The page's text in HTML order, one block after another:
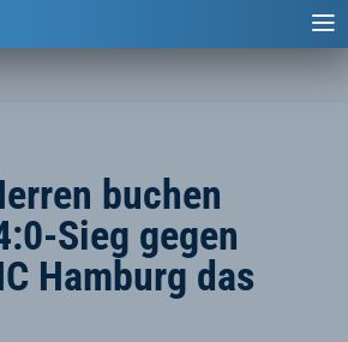
buchen
Sieg gegen
Hamburg das